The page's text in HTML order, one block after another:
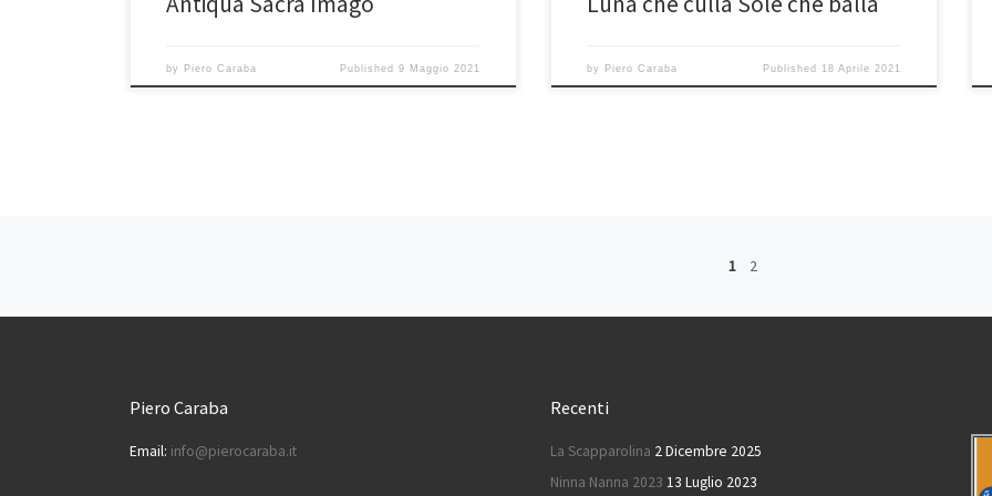
by Piero Caraba Published 9 Maggio 2021 by Piero Caraba Published 18 Aprile 2021
1 2
Piero Caraba
Email: info@pierocaraba.it
Recenti
La Scapparolina 2 Dicembre 2025
Ninna Nanna 2023 13 Luglio 2023